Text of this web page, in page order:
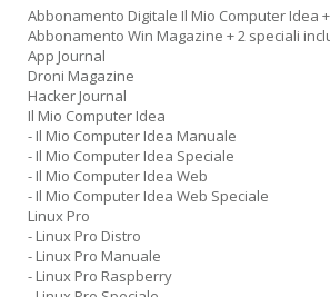
Abbonamento Digitale Il Mio Computer Idea +
Abbonamento Win Magazine + 2 speciali
App Journal
Droni Magazine
Hacker Journal
Il Mio Computer Idea
- Il Mio Computer Idea Manuale
- Il Mio Computer Idea Speciale
- Il Mio Computer Idea Web
- Il Mio Computer Idea Web Speciale
Linux Pro
- Linux Pro Distro
- Linux Pro Manuale
- Linux Pro Raspberry